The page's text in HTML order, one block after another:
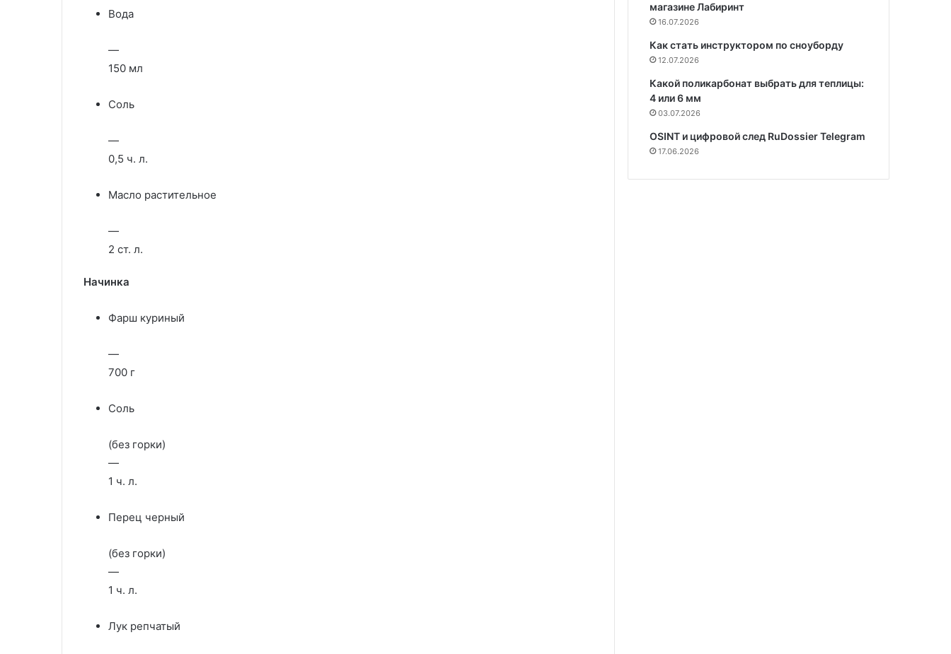
Вода
—
150 мл
Соль
—
0,5 ч. л.
Масло растительное
—
2 ст. л.
Начинка
Фарш куриный
—
700 г
Соль
(без горки)
—
1 ч. л.
Перец черный
(без горки)
—
1 ч. л.
Лук репчатый
магазине Лабиринт
16.07.2026
Как стать инструктором по сноуборду
12.07.2026
Какой поликарбонат выбрать для теплицы:
4 или 6 мм
03.07.2026
OSINT и цифровой след RuDossier Telegram
17.06.2026